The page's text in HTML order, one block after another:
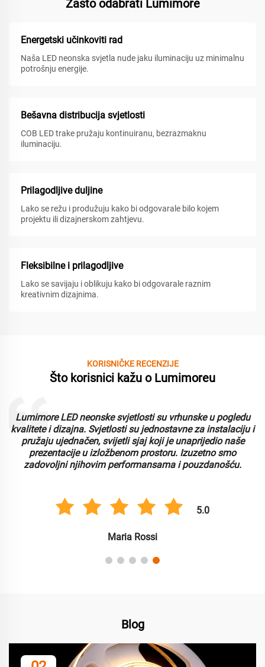
Zašto odabrati Lumimore
Energetski učinkoviti rad
Naša LED neonska svjetla nude jaku iluminaciju uz minimalnu
potrošnju energije.
Bešavna distribucija svjetlosti
COB LED trake pružaju kontinuiranu, bezrazmaknu
iluminaciju.
Prilagodljive duljine
Lako se režu i produžuju kako bi odgovarale bilo kojem
projektu ili dizajnerskom zahtjevu.
Fleksibilne i prilagodljive
Lako se savijaju i oblikuju kako bi odgovarale raznim
kreativnim dizajnima.
KORISNIČKE RECENZIJE
Što korisnici kažu o Lumimoreu
Lumimore LED neonske svjetlosti su vrhunske u pogledu
kvalitete i dizajna. Svjetlosti su jednostavne za instalaciju i
pružaju ujednačen, svijetli sjaj koji je unaprijedio naše
prezentacije u izložbenom prostoru. Izuzetno smo
zadovoljni njihovim performansama i pouzdanošću.
5.0
Maria Rossi
Blog